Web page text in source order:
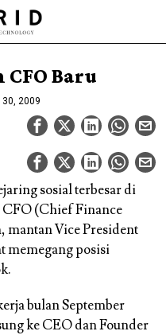
Baru
2009
sosial terbesar di
(Chief Finance
mantan Vice President
memegang posisi
bulan September
ke CEO dan Founder